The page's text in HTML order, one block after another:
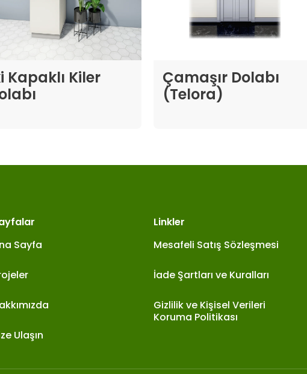
Kapaklı Kiler
Çamaşır Dolabı
(Telora)
Sayfa
Ulaşın
Linkler
Mesafeli Satış Sözleşmesi
İade Şartları ve Kuralları
Gizlilik ve Kişisel Verileri
Koruma Politikası